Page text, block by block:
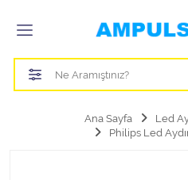
Tüm
Led Aydınlatma Ampulü
Otomobil Halojen Far Ampulü
Ana Sayfa
Led
Philips Led